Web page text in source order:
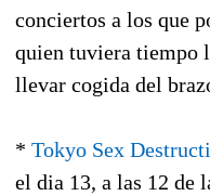
conciertos a los que
quien tuviera tiempo
llevar cogida del
* Tokyo Sex
el dia 13, a las 12 de